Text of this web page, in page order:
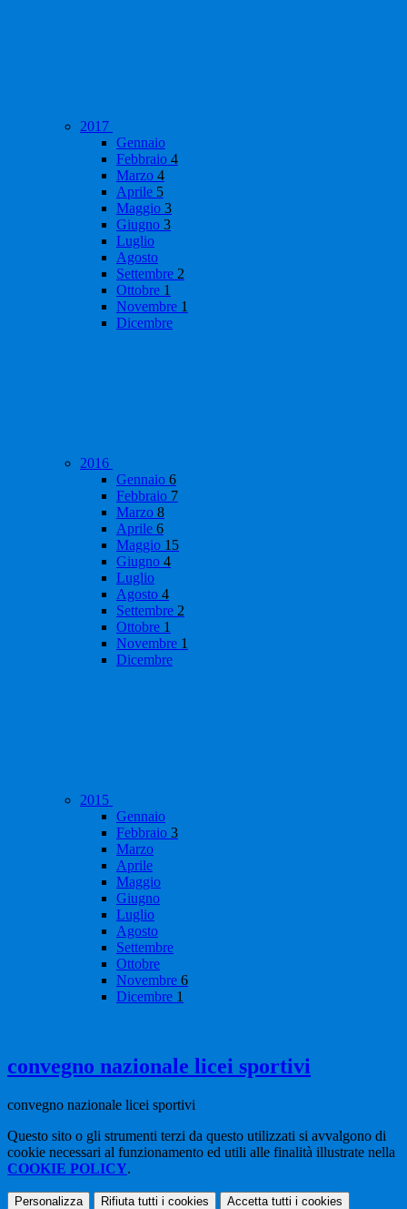
2017
Gennaio
Febbraio 4
Marzo 4
Aprile 5
Maggio 3
Giugno 3
Luglio
Agosto
Settembre 2
Ottobre 1
Novembre 1
Dicembre
2016
Gennaio 6
Febbraio 7
Marzo 8
Aprile 6
Maggio 15
Giugno 4
Luglio
Agosto 4
Settembre 2
Ottobre 1
Novembre 1
Dicembre
2015
Gennaio
Febbraio 3
Marzo
Aprile
Maggio
Giugno
Luglio
Agosto
Settembre
Ottobre
Novembre 6
Dicembre 1
convegno nazionale licei sportivi
convegno nazionale licei sportivi
Questo sito o gli strumenti terzi da questo utilizzati si avvalgono di
cookie necessari al funzionamento ed utili alle finalità illustrate nella
COOKIE POLICY.
Personalizza Rifiuta tutti i cookies Accetta tutti i cookies